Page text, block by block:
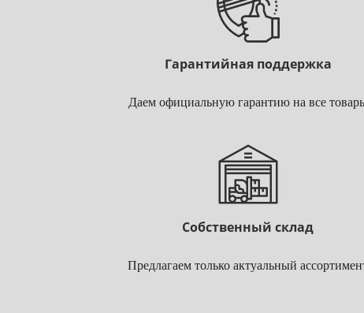
Гарантийная поддержка
Даем официальную гарантию на все
Собственный склад
Предлагаем только актуальный